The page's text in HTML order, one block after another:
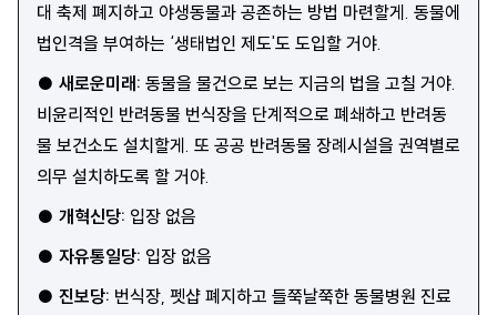
대 축제 폐지하고 야생동물과 공존하는 방법 마련할게. 동물에
법인격을 부여하는 ‘생태법인 제도'도 도입할 거야.
● 새로운미래 : 동물을 물건으로 보는 지금의 법을 고칠 거야.
비윤리적인 반려동물 번식장을 단계적으로 폐쇄하고 반려동
물 보건소도 설치할게. 또 공공 반려동물 장례시설을 권역별로
의무 설치하도록 할 거야.
● 개혁신당: 입장 없음
● 자유통일당: 입장 없음
● 진보당: 번식장, 펫샵 폐지하고 들쭉날쭉한 동물병원 진료